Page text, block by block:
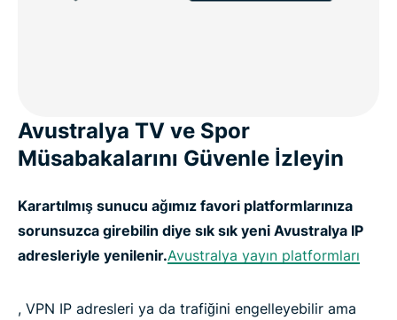
Avustralya TV ve Spor
Müsabakalarını Güvenle İzleyin
Karartılmış sunucu ağımız favori platformlarınıza
sorunsuzca girebilin diye sık sık yeni Avustralya IP
adresleriyle yenilenir.Avustralya yayın platformları
, VPN IP adresleri ya da trafiğini engelleyebilir ama